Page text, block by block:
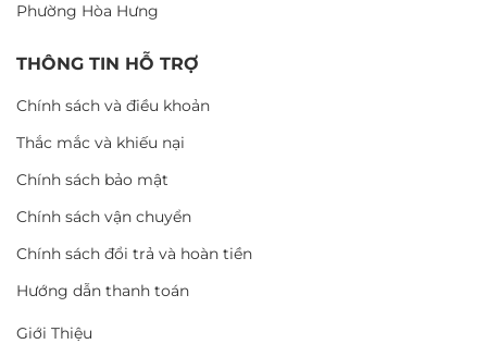
Phường Hòa Hưng
THÔNG TIN HỖ TRỢ
Chính sách và điều khoản
Thắc mắc và khiếu nại
Chính sách bảo mật
Chính sách vận chuyển
Chính sách đổi trả và hoàn tiền
Hướng dẫn thanh toán
Giới Thiệu